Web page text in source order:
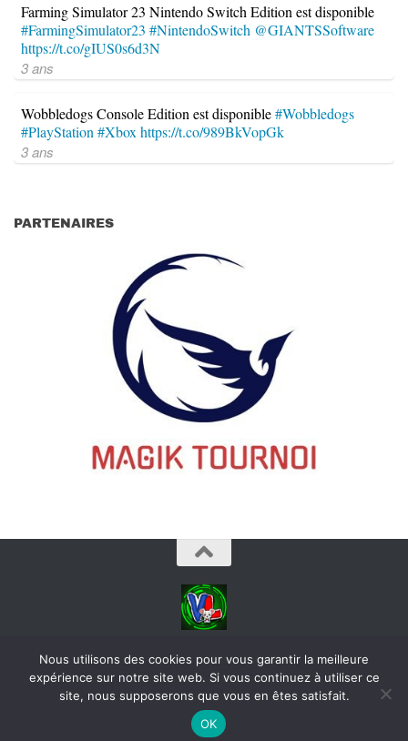
Farming Simulator 23 Nintendo Switch Edition est disponible
#FarmingSimulator23 #NintendoSwitch @GIANTSSoftware
https://t.co/gIUS0s6d3N
3 ans
Wobbledogs Console Edition est disponible#Wobbledogs
#PlayStation #Xbox https://t.co/989BkVopGk
3 ans
PARTENAIRES
videoludos © 2026. Tous droits réservés.
Nous utilisons des cookies pour vous garantir la meilleure
expérience sur notre site web. Si vous continuez à utiliser ce
site, nous supposerons que vous en êtes satisfait.
OK